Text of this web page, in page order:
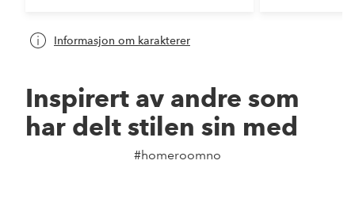
Informasjon om karakterer
Inspirert av andre som
har delt stilen sin med
#homeroomno